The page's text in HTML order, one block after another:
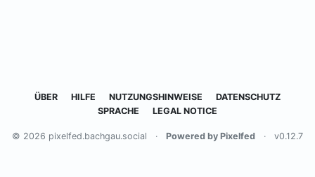
ÜBER HILFE NUTZUNGSHINWEISE
DATENSCHUTZ
SPRACHE
LEGAL NOTICE
© 2026 pixelfed.bachgau.social · Powered by Pixelfed · v0.12.7